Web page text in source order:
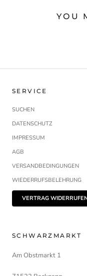
YOU
SERVICE
SUCHEN
DATENSCHUTZ
IMPRESSUM
AGB
VERSANDBEDINGUNGEN
WIEDERRUFSBELEHRUNG
VERTRAG
SCHWARZMARKT
Am Obstmarkt 1